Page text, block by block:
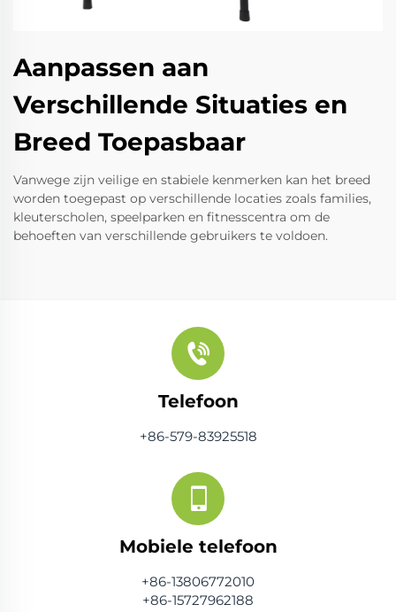
Aanpassen aan
Verschillende Situaties en
Breed Toepasbaar
Vanwege zijn veilige en stabiele kenmerken kan het breed
worden toegepast op verschillende locaties zoals families,
kleuterscholen, speelparken en fitnesscentra om de
behoeften van verschillende gebruikers te voldoen.
Telefoon
+86-579-83925518
Mobiele telefoon
+86-13806772010
+86-15727962188